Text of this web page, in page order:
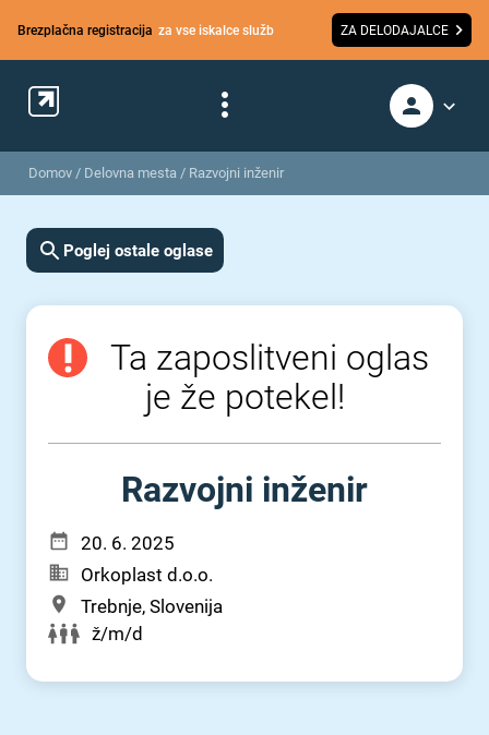
Brezplačna registracija za vse iskalce služb ZA DELODAJALCE
Domov / Delovna mesta / Razvojni inženir
Poglej ostale oglase
Ta zaposlitveni oglas
je že potekel!
Razvojni inženir
20. 6. 2025
Orkoplast d.o.o.
Trebnje, Slovenija
ž/m/d